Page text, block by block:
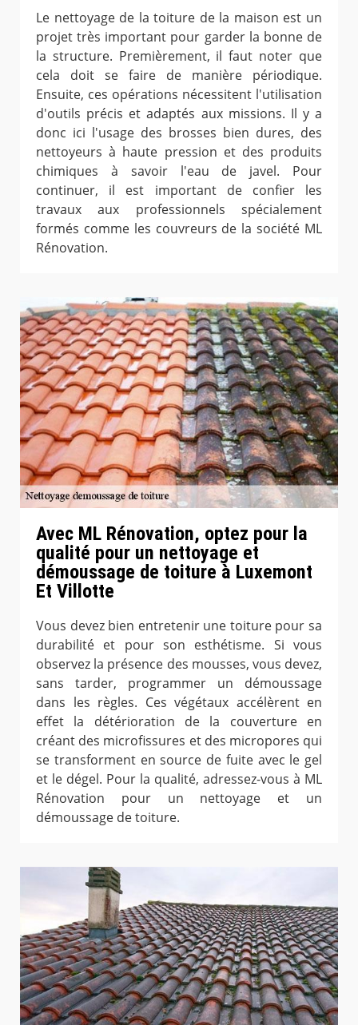
Le nettoyage de la toiture de la maison est un
projet très important pour garder la bonne de
la structure. Premièrement, il faut noter que
cela doit se faire de manière périodique.
Ensuite, ces opérations nécessitent l'utilisation
d'outils précis et adaptés aux missions. Il y a
donc ici l'usage des brosses bien dures, des
nettoyeurs à haute pression et des produits
chimiques à savoir l'eau de javel. Pour
continuer, il est important de confier les
travaux aux professionnels spécialement
formés comme les couvreurs de la société ML
Rénovation.
Avec ML Rénovation, optez pour la
qualité pour un nettoyage et
démoussage de toiture à Luxemont
Et Villotte
Vous devez bien entretenir une toiture pour sa
durabilité et pour son esthétisme. Si vous
observez la présence des mousses, vous devez,
sans tarder, programmer un démoussage
dans les règles. Ces végétaux accélèrent en
effet la détérioration de la couverture en
créant des microfissures et des micropores qui
se transforment en source de fuite avec le gel
et le dégel. Pour la qualité, adressez-vous à ML
Rénovation pour un nettoyage et un
démoussage de toiture.